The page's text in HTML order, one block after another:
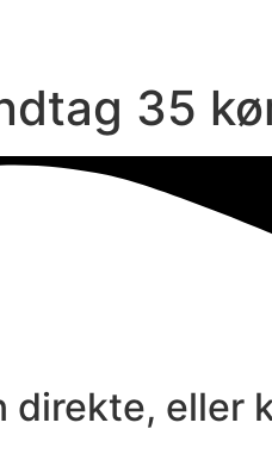
35
eller